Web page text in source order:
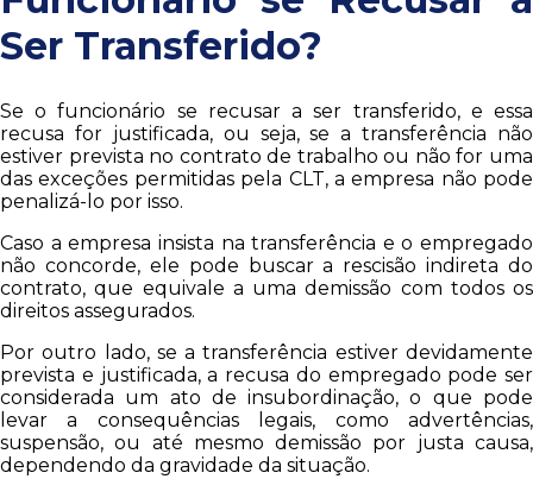
Ser Transferido?
Se o funcionário se recusar a ser transferido, e essa
recusa for justificada, ou seja, se a transferência não
estiver prevista no contrato de trabalho ou não for uma
das exceções permitidas pela CLT, a empresa não pode
penalizá-lo por isso.
Caso a empresa insista na transferência e o empregado
não concorde, ele pode buscar a rescisão indireta do
contrato, que equivale a uma demissão com todos os
direitos assegurados.
Por outro lado, se a transferência estiver devidamente
prevista e justificada, a recusa do empregado pode ser
considerada um ato de insubordinação, o que pode
levar a consequências legais, como advertências,
suspensão, ou até mesmo demissão por justa causa,
dependendo da gravidade da situação.